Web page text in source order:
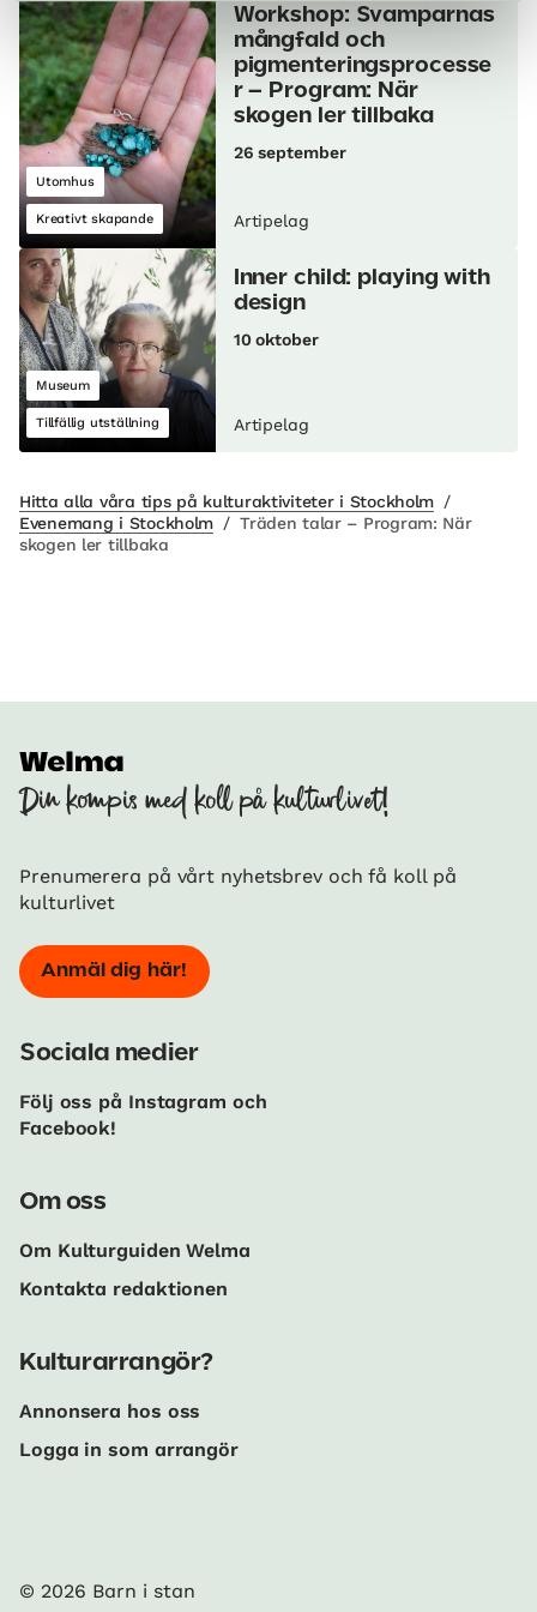
Utomhus
Kreativt skapande
Workshop: Svamparnas
mångfald och
pigmenteringsprocesse
r – Program: När
skogen ler tillbaka
26 september
Artipelag
Museum
Tillfällig utställning
Inner child: playing with
design
10 oktober
Artipelag
Hitta alla våra tips på kulturaktiviteter i Stockholm /
Evenemang i Stockholm / Träden talar – Program: När
skogen ler tillbaka
Din kompis med koll på kulturlivet!
Prenumerera på vårt nyhetsbrev och få koll på
kulturlivet
Anmäl dig här!
Sociala medier
Följ oss på Instagram och
Facebook!
Om oss
Om Kulturguiden Welma
Kontakta redaktionen
Kulturarrangör?
Annonsera hos oss
Logga in som arrangör
© 2026 Barn i stan